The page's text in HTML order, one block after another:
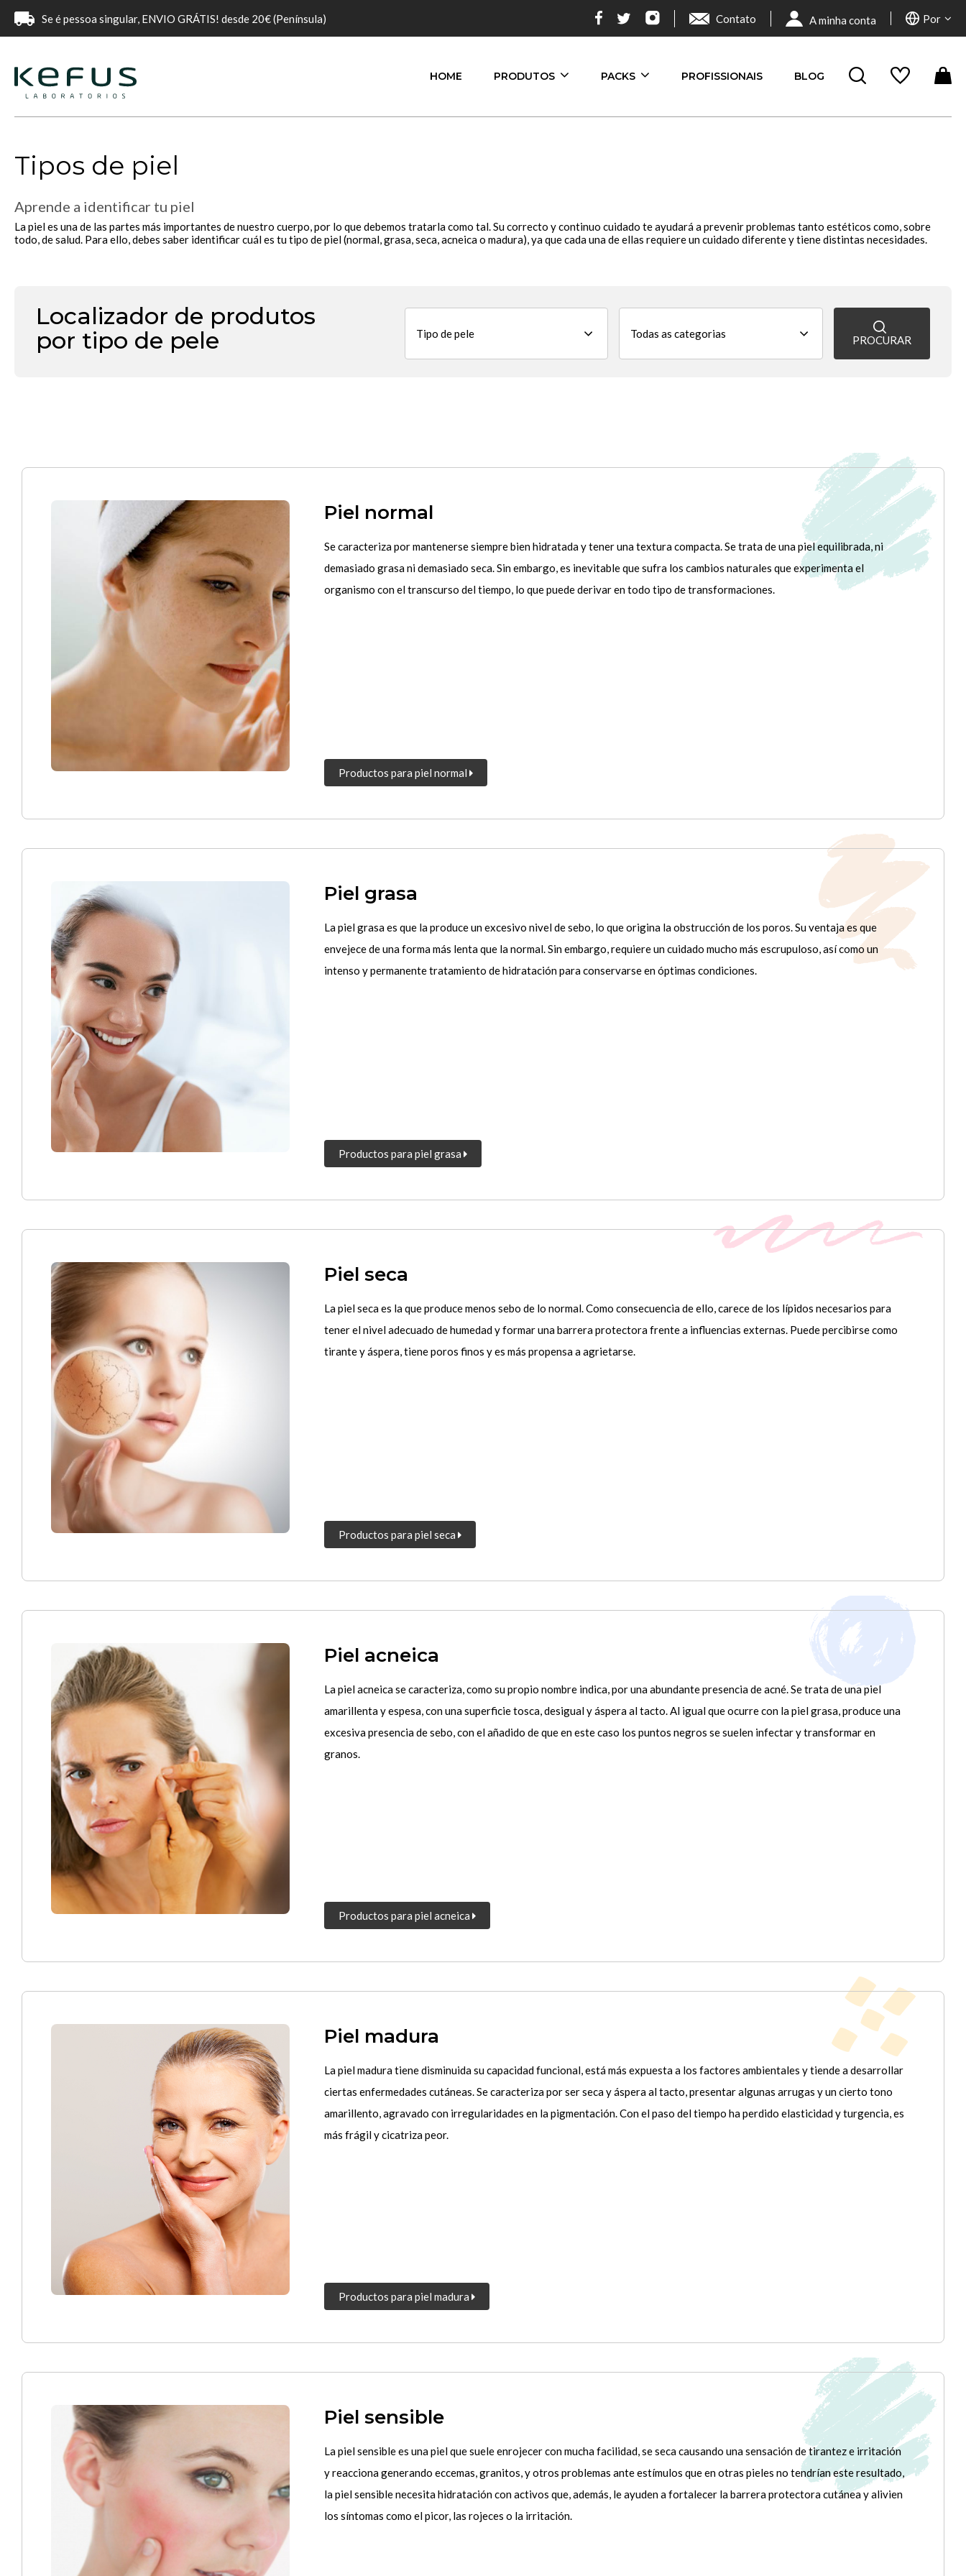
Se é pessoa singular, ENVIO GRÁTIS! desde 20€ (Península) Contato A minha conta Por
HOME PRODUTOS PACKS PROFISSIONAIS BLOG
Tipos de piel
Aprende a identificar tu piel
La piel es una de las partes más importantes de nuestro cuerpo, por lo que debemos tratarla como tal. Su correcto y continuo cuidado te ayudará a prevenir problemas tanto estéticos como, sobre
todo, de salud. Para ello, debes saber identificar cuál es tu tipo de piel (normal, grasa, seca, acneica o madura), ya que cada una de ellas requiere un cuidado diferente y tiene distintas necesidades.
Localizador de produtos
por tipo de pele
PROCURAR
Piel normal
Se caracteriza por mantenerse siempre bien hidratada y tener una textura compacta. Se trata de una piel equilibrada, ni
demasiado grasa ni demasiado seca. Sin embargo, es inevitable que sufra los cambios naturales que experimenta el
organismo con el transcurso del tiempo, lo que puede derivar en todo tipo de transformaciones.
Productos para piel normal
Piel grasa
La piel grasa es que la produce un excesivo nivel de sebo, lo que origina la obstrucción de los poros. Su ventaja es que
envejece de una forma más lenta que la normal. Sin embargo, requiere un cuidado mucho más escrupuloso, así como un
intenso y permanente tratamiento de hidratación para conservarse en óptimas condiciones.
Productos para piel grasa
Piel seca
La piel seca es la que produce menos sebo de lo normal. Como consecuencia de ello, carece de los lípidos necesarios para
tener el nivel adecuado de humedad y formar una barrera protectora frente a influencias externas. Puede percibirse como
tirante y áspera, tiene poros finos y es más propensa a agrietarse.
Productos para piel seca
Piel acneica
La piel acneica se caracteriza, como su propio nombre indica, por una abundante presencia de acné. Se trata de una piel
amarillenta y espesa, con una superficie tosca, desigual y áspera al tacto. Al igual que ocurre con la piel grasa, produce una
excesiva presencia de sebo, con el añadido de que en este caso los puntos negros se suelen infectar y transformar en
granos.
Productos para piel acneica
Piel madura
La piel madura tiene disminuida su capacidad funcional, está más expuesta a los factores ambientales y tiende a desarrollar
ciertas enfermedades cutáneas. Se caracteriza por ser seca y áspera al tacto, presentar algunas arrugas y un cierto tono
amarillento, agravado con irregularidades en la pigmentación. Con el paso del tiempo ha perdido elasticidad y turgencia, es
más frágil y cicatriza peor.
Productos para piel madura
Piel sensible
La piel sensible es una piel que suele enrojecer con mucha facilidad, se seca causando una sensación de tirantez e irritación
y reacciona generando eccemas, granitos, y otros problemas ante estímulos que en otras pieles no tendrían este resultado,
la piel sensible necesita hidratación con activos que, además, le ayuden a fortalecer la barrera protectora cutánea y alivien
los síntomas como el picor, las rojeces o la irritación.